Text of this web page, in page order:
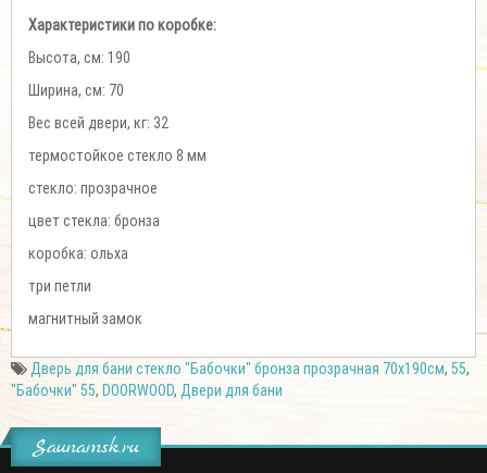
Характеристики по коробке:
Высота, см: 190
Ширина, см: 70
Вес всей двери, кг: 32
термостойкое стекло 8 мм
стекло: прозрачное
цвет стекла: бронза
коробка: ольха
три петли
магнитный замок
Дверь для бани стекло "Бабочки" бронза прозрачная 70х190см, 55,
"Бабочки" 55, DOORWOOD, Двери для бани
Saunamsk.ru